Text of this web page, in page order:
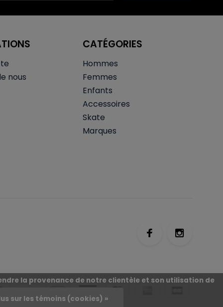
nous
CATÉGORIES
Hommes
Femmes
Enfants
Accessoires
Skate
Marques
la provenance de notre clientèle et son utilisation de
sur les témoins (cookies) »